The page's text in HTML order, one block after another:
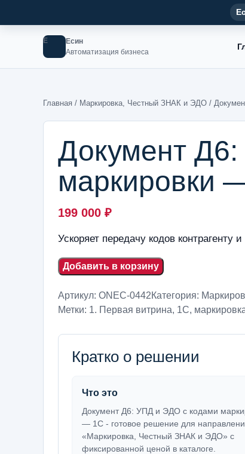
Е
Есин
Автоматизация бизнеса
Главная / Маркировка, Честный ЗНАК и ЭДО /
Документ
маркировки
199 000 ₽
Ускоряет передачу кодов контрагенту
Добавить в корзину
Артикул: ONEC-0442Категория:
Метки: 1. Первая витрина, 1С,
Кратко о решении
Что это
Документ Д6: УПД и ЭДО с кодами
— 1С - готовое решение для
«Маркировка, Честный ЗНАК и ЭДО» с
фиксированной ценой в каталоге.